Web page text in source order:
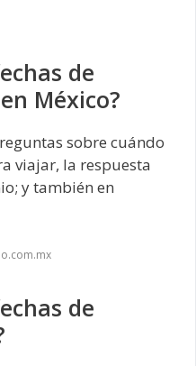
de
México?
sobre cuándo
viajar, la respuesta
y también en
de